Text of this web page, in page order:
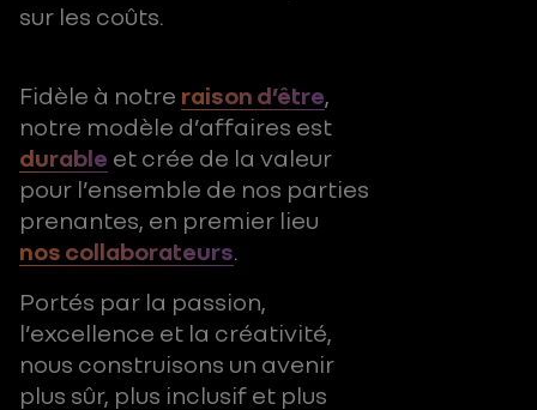
sur les coûts.
Fidèle à notre raison d’être,
notre modèle d’affaires est
durable et crée de la valeur
pour l’ensemble de nos parties
prenantes, en premier lieu
nos collaborateurs.
Portés par la passion,
l’excellence et la créativité,
nous construisons un avenir
plus sûr, plus inclusif et plus